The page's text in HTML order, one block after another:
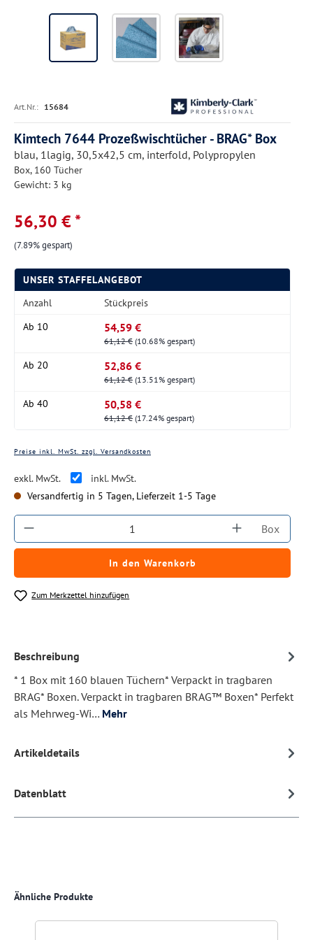
Art.Nr.: 15684
Kimtech 7644 Prozeßwischtücher - BRAG* Box
blau, 1lagig, 30,5x42,5 cm, interfold, Polypropylen
Box, 160 Tücher
Gewicht: 3 kg
56,30 € *
(7.89% gespart)
UNSER STAFFELANGEBOT
Anzahl
Stückpreis
Ab 10 54,59 €
61,12 € (10.68% gespart)
Ab 20 52,86 €
61,12 € (13.51% gespart)
Ab 40 50,58 €
61,12 € (17.24% gespart)
Preise inkl. MwSt. zzgl. Versandkosten
exkl. MwSt.
inkl. MwSt.
Versandfertig in 5 Tagen, Lieferzeit 1-5 Tage
Produkt Anzahl: Gib den gewünschtenBox
In den Warenkorb
Zum Merkzettel hinzufügen
Beschreibung
* 1 Box mit 160 blauen Tüchern* Verpackt in tragbaren
BRAG* Boxen. Verpackt in tragbaren BRAG™ Boxen* Perfekt
als Mehrweg-Wi… Mehr
Artikeldetails
Datenblatt
Produktgalerie überspringen
Ähnliche Produkte